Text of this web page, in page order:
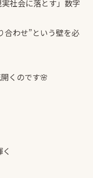
社会に落とす」数字
合わせ”という壁を必
くのです🌸